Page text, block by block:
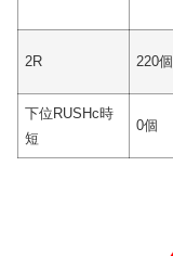
2R 220個
下位RUSHc時
短
0個